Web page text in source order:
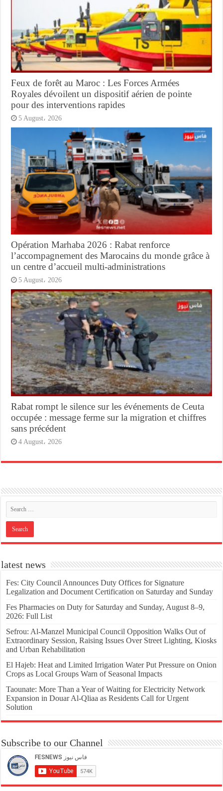
Feux de forêt au Maroc : Les Forces Armées
Royales dévoilent un dispositif aérien de pointe
pour des interventions rapides
5 August، 2026
Opération Marhaba 2026 : Rabat renforce
l’accompagnement des Marocains du monde grâce à
un centre d’accueil multi-administrations
5 August، 2026
Rabat rompt le silence sur les événements de Ceuta
occupée : message ferme sur la migration et chiffres
sans précédent
4 August، 2026
latest news
Fes: City Council Announces Duty Offices for Signature
Legalization and Document Certification on Saturday and Sunday
Fes Pharmacies on Duty for Saturday and Sunday, August 8–9,
2026: Full List
Sefrou: Al-Manzel Municipal Council Opposition Walks Out of
Extraordinary Session, Raising Issues Over Street Lighting, Kiosks
and Urban Rehabilitation
El Hajeb: Heat and Limited Irrigation Water Put Pressure on Onion
Crops as Local Groups Warn of Seasonal Impacts
Taounate: More Than a Year of Waiting for Electricity Network
Expansion in Douar Al-Qliaa as Residents Call for Urgent
Solution
Subscribe to our Channel